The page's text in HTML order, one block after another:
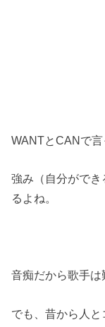
WANTとCANで
強み（自分がで
るよね。
音痴だから歌手は
でも、昔から人